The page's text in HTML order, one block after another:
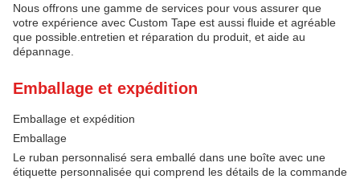
Nous offrons une gamme de services pour vous assurer que
votre expérience avec Custom Tape est aussi fluide et agréable
que possible.entretien et réparation du produit, et aide au
dépannage.
Emballage et expédition
Emballage et expédition
Emballage
Le ruban personnalisé sera emballé dans une boîte avec une
étiquette personnalisée qui comprend les détails de la commande